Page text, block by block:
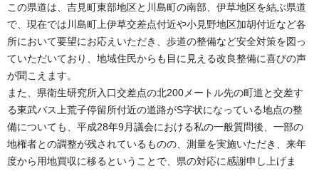
この県道は、吉見町東部地区と川島町の南部、伊草地区を結ぶ県道
で、現在では川島町上伊草交差点付近や小見野地区加胡付近など各
所において要望にお応えいただき、歩道の整備など安全対策を図っ
ていただいており、地域住民からも目に見える改良整備に喜びの声
が聞こえます。
また、県衛生研究所入口交差点の北200メートル先の町道と交差す
る東武バス上荒子停留所付近の道路がS字状になっている地点の整
備についても、平成28年9月議会における私の一般質問後、一部の
地権者との調整が残されているものの、測量を実施いただき、来年
度から用地買収に移るということで、県の対応に感謝申し上げま